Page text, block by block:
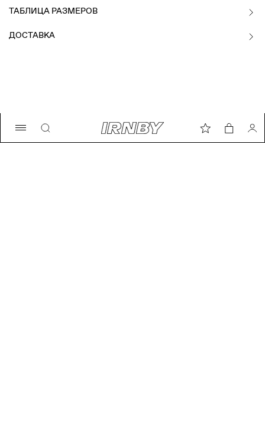
ТАБЛИЦА РАЗМЕРОВ
ДОСТАВКА